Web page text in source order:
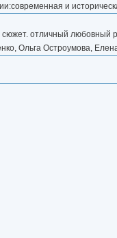
и
отличный любовный
Ольга Остроумова,